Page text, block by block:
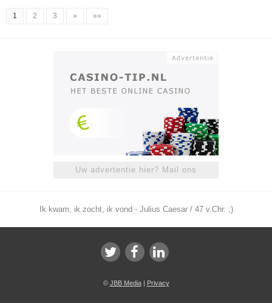
1 2 3 » »»
Uw advertentie hier? Mail ons
Ik kwam, ik zocht, ik vond - Julius Caesar / 47 v.Chr. ;)
© JBB Media| Privacy